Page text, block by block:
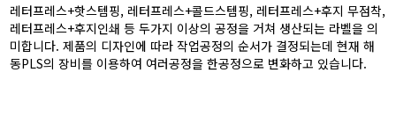
레터프레스+핫스템핑, 레터프레스+콜드스템핑, 레터프레스+후지 무점착,
레터프레스+후지인쇄 등 두가지 이상의 공정을 거쳐 생산되는 라벨을 의
미합니다. 제품의 디자인에 따라 작업공정의 순서가 결정되는데 현재 해
동PLS의 장비를 이용하여 여러공정을 한공정으로 변화하고 있습니다.